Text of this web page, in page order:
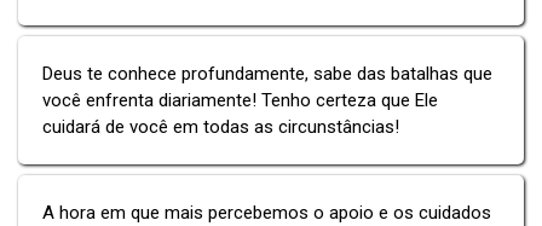
Deus te conhece profundamente, sabe das batalhas que
você enfrenta diariamente! Tenho certeza que Ele
cuidará de você em todas as circunstâncias!
A hora em que mais percebemos o apoio e os cuidados